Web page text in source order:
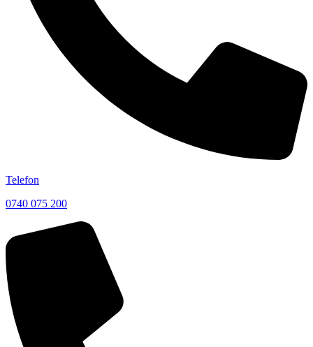
Telefon
0740 075 200